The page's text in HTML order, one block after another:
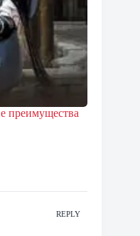
преимущества
REPLY